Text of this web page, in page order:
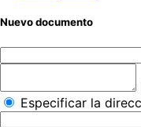
Nuevo documento
Especificar la